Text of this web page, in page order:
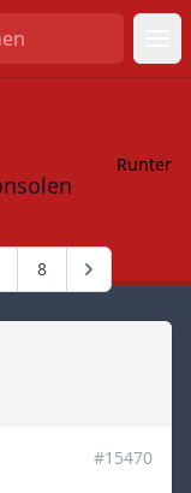
Runter
8
#15470